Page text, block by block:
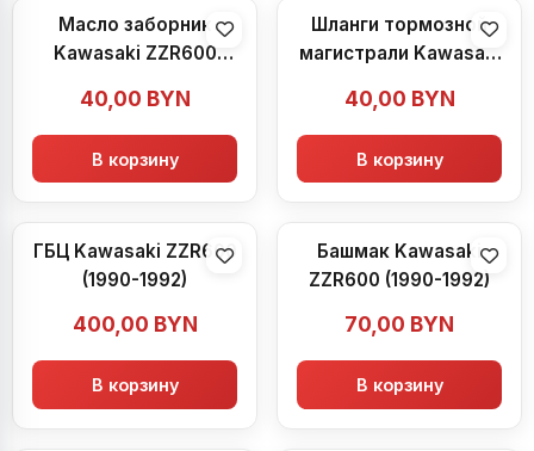
Масло заборник
Kawasaki ZZR600
40,00 BYN
В корзину
Шланги тормозной
магистрали Kawasaki
40,00 BYN
В корзину
ГБЦ Kawasaki ZZR600
(1990-1992)
400,00 BYN
В корзину
Башмак Kawasaki
ZZR600 (1990-1992)
70,00 BYN
В корзину